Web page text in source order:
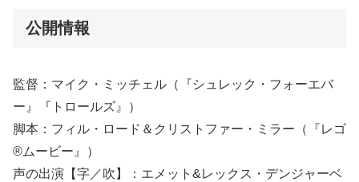
公開情報
監督：マイク・ミッチェル（『シュレック・フォーエバ
ー』『トロールズ』）
脚本：フィル・ロード＆クリストファー・ミラー（『レゴ
®ムービー』）
声の出演【字／吹】：エメット&レックス・デンジャーベ